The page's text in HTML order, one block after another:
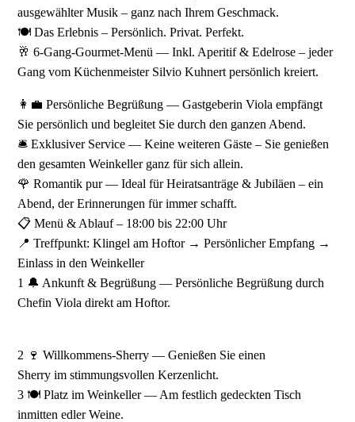
ausgewählter Musik – ganz nach Ihrem Geschmack.
🍽️ Das Erlebnis – Persönlich. Privat. Perfekt.
🥂 6-Gang-Gourmet-Menü — Inkl. Aperitif & Edelrose – jeder
Gang vom Küchenmeister Silvio Kuhnert persönlich kreiert.
👩‍💼 Persönliche Begrüßung — Gastgeberin Viola empfängt
Sie persönlich und begleitet Sie durch den ganzen Abend.
🛎️ Exklusiver Service — Keine weiteren Gäste – Sie genießen
den gesamten Weinkeller ganz für sich allein.
🌹 Romantik pur — Ideal für Heiratsanträge & Jubiläen – ein
Abend, der Erinnerungen für immer schafft.
📋 Menü & Ablauf – 18:00 bis 22:00 Uhr
📍 Treffpunkt: Klingel am Hoftor → Persönlicher Empfang →
Einlass in den Weinkeller
1 🔔 Ankunft & Begrüßung — Persönliche Begrüßung durch
Chefin Viola direkt am Hoftor.
2 🍷 Willkommens-Sherry — Genießen Sie einen
Sherry im stimmungsvollen Kerzenlicht.
3 🍽️ Platz im Weinkeller — Am festlich gedeckten Tisch
inmitten edler Weine.